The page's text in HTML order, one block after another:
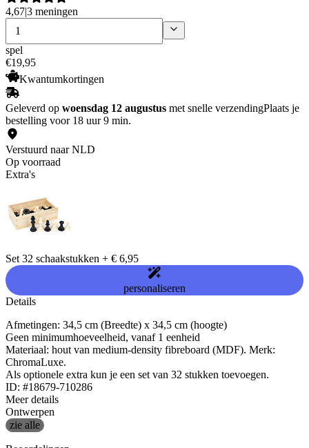
4,67|3 meningen
spel
€19,95
Kwantumkortingen
Geleverd op woensdag 12 augustus met snelle verzendingPlaats je
bestelling voor 18 uur 9 min.
Verstuurd naar NLD
Op voorraad
Extra's
Set 32 schaakstukken + € 6,95
personaliseren
Details
Afmetingen: 34,5 cm (Breedte) x 34,5 cm (hoogte)
Geen minimumhoeveelheid, vanaf 1 eenheid
Materiaal: hout van medium-density fibreboard (MDF). Merk:
ChromaLuxe.
Als optionele extra kun je een set van 32 stukken toevoegen.
ID: #18679-710286
Meer details
Ontwerpen
zie alle